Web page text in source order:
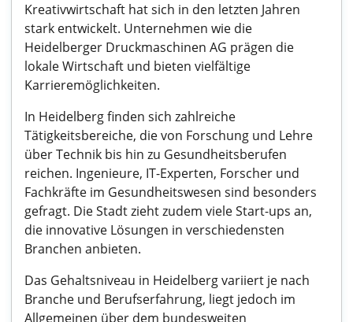
Kreativwirtschaft hat sich in den letzten Jahren
stark entwickelt. Unternehmen wie die
Heidelberger Druckmaschinen AG prägen die
lokale Wirtschaft und bieten vielfältige
Karrieremöglichkeiten.
In Heidelberg finden sich zahlreiche
Tätigkeitsbereiche, die von Forschung und Lehre
über Technik bis hin zu Gesundheitsberufen
reichen. Ingenieure, IT-Experten, Forscher und
Fachkräfte im Gesundheitswesen sind besonders
gefragt. Die Stadt zieht zudem viele Start-ups an,
die innovative Lösungen in verschiedensten
Branchen anbieten.
Das Gehaltsniveau in Heidelberg variiert je nach
Branche und Berufserfahrung, liegt jedoch im
Allgemeinen über dem bundesweiten